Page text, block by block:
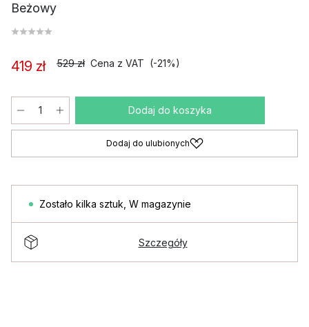
Beżowy
419 zł 529 zł Cena z VAT (-21%)
Dodaj do koszyka
Dodaj do ulubionych
Zostało kilka sztuk W magazynie
Szczegóły